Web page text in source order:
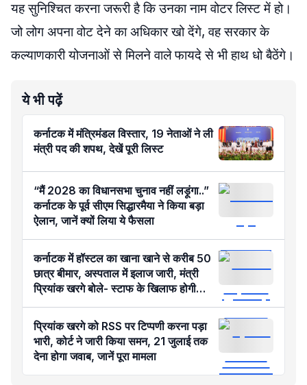
यह सुनिश्चित करना जरूरी है कि उनका नाम वोटर लिस्ट में हो।
जो लोग अपना वोट देने का अधिकार खो देंगे, वह सरकार के
कल्याणकारी योजनाओं से मिलने वाले फायदे से भी हाथ धो बैठेंगे।
ये भी पढ़ें
कर्नाटक में मंत्रिमंडल विस्तार, 19 नेताओं ने ली
मंत्री पद की शपथ, देखें पूरी लिस्ट
“मैं 2028 का विधानसभा चुनाव नहीं लड़ूंगा..”
कर्नाटक के पूर्व सीएम सिद्धारमैया ने किया बड़ा
ऐलान, जानें क्यों लिया ये फैसला
कर्नाटक में हॉस्टल का खाना खाने से करीब 50
छात्र बीमार, अस्पताल में इलाज जारी, मंत्री
प्रियांक खरगे बोले- स्टाफ के खिलाफ होगी
कार्रवाई
प्रियांक खरगे को RSS पर टिप्पणी करना पड़ा
भारी, कोर्ट ने जारी किया समन, 21 जुलाई तक
देना होगा जवाब, जानें पूरा मामला